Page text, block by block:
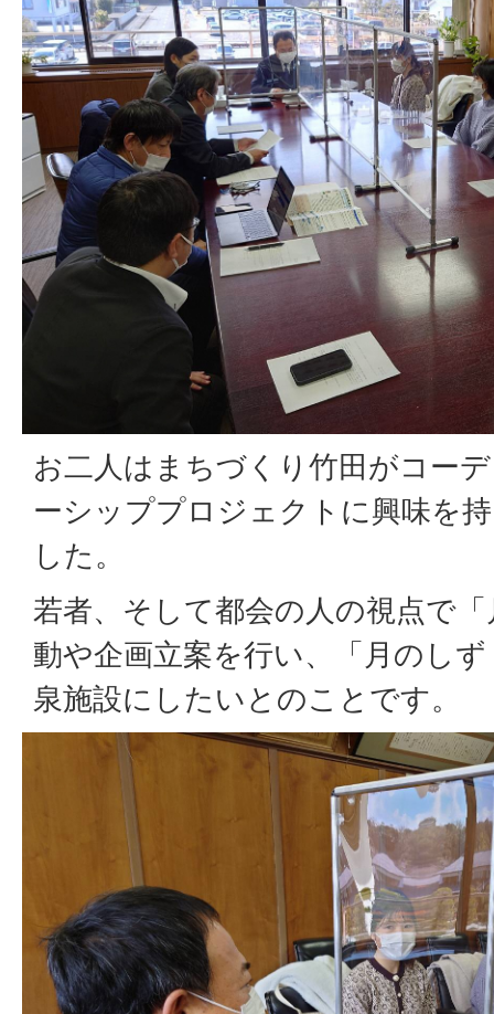
お二人はまちづくり竹田がコー
ーシッププロジェクトに興味を
した。
若者、そして都会の人の視点で
動や企画立案を行い、「月のし
泉施設にしたいとのことです。